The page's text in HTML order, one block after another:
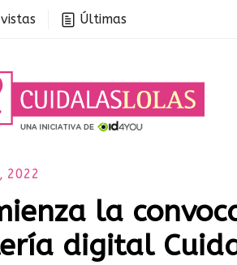
Últimas
2022
la
digital